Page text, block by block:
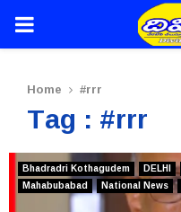
PRIMARY
Home #rrr
Tag : #rrr
Bhadradri Kothagudem DELHI
Mahabubabad
National News